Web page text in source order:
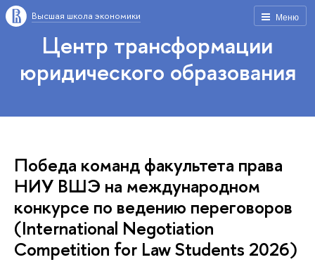
Меню
Высшая школа экономики
Центр трансформации
юридического образования
Победа команд факультета права
НИУ ВШЭ на международном
конкурсе по ведению переговоров
(International Negotiation
Competition for Law Students 2026)